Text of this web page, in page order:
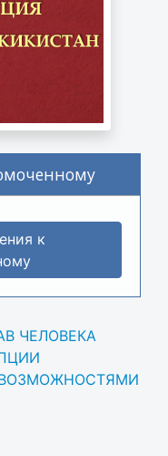
к
ЧЕЛОВЕКА